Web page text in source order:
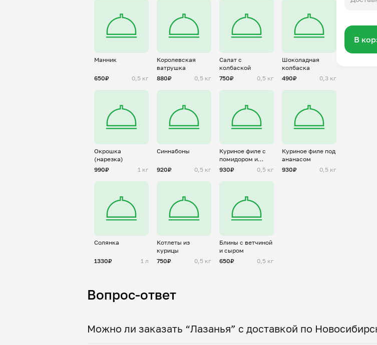
Манник
650₽ 0,5 кг
Королевская
ватрушка
880₽
0,5 кг
Салат с
колбаской
750₽
0,5 кг
Шоколадная
колбаска
490₽
0,3 кг
Окрошка
(нарезка)
990₽
1 кг
Синнабоны
920₽ 0,5 кг
Куриное филе с
помидором и
сыром
930₽ 0,5 кг
Куриное филе под
ананасом
930₽
0,5 кг
Солянка
1330₽ 1 л
Котлеты из
курицы
750₽
0,5 кг
Блины с ветчиной
и сыром
650₽
0,5 кг
В
Вопрос-ответ
Можно ли заказать “Лазанья” с доставкой по